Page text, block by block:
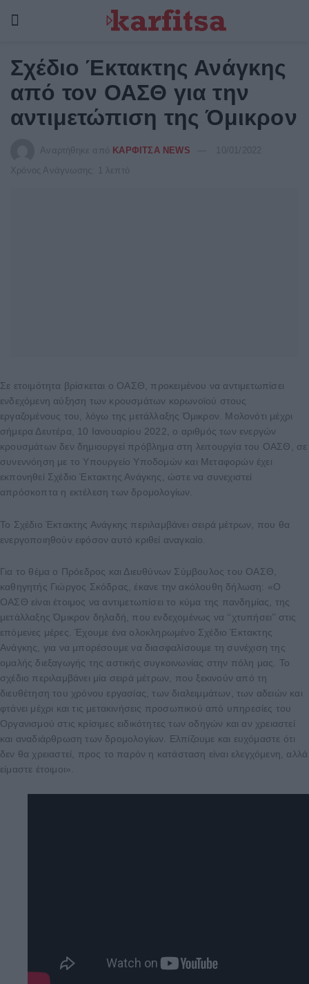
Σχέδιο Έκτακτης Ανάγκης
από τον ΟΑΣΘ για την
αντιμετώπιση της Όμικρον
Αναρτήθηκε από ΚΑΡΦΙΤΣΑ NEWS
Χρόνος Ανάγνωσης: 1 λεπτό
Σε ετοιμότητα βρίσκεται ο ΟΑΣΘ, προκειμένου να αντιμετωπίσει
ενδεχόμενη αύξηση των κρουσμάτων κορωνοϊού στους
εργαζομένους του, λόγω της μετάλλαξης Όμικρον. Μολονότι μέχρι
σήμερα Δευτέρα, 10 Ιανουαρίου 2022, ο αριθμός των ενεργών
κρουσμάτων δεν δημιουργεί πρόβλημα στη λειτουργία του ΟΑΣΘ, σε
συνεννόηση με το Υπουργείο Υποδομών και Μεταφορών έχει
εκπονηθεί Σχέδιο Έκτακτης Ανάγκης, ώστε να συνεχιστεί
απρόσκοπτα η εκτέλεση των δρομολογίων.
Το Σχέδιο Έκτακτης Ανάγκης περιλαμβάνει σειρά μέτρων, που θα
ενεργοποιηθούν εφόσον αυτό κριθεί αναγκαίο.
Για το θέμα ο Πρόεδρος και Διευθύνων Σύμβουλος του ΟΑΣΘ,
καθηγητής Γιώργος Σκόδρας, έκανε την ακόλουθη δήλωση: «Ο
ΟΑΣΘ είναι έτοιμος να αντιμετωπίσει το κύμα της πανδημίας, της
μετάλλαξης Όμικρον δηλαδή, που ενδεχομένως να ‘‘χτυπήσει’’ στις
επόμενες μέρες. Έχουμε ένα ολοκληρωμένο Σχέδιο Έκτακτης
Ανάγκης, για να μπορέσουμε να διασφαλίσουμε τη συνέχιση της
ομαλής διεξαγωγής της αστικής συγκοινωνίας στην πόλη μας. Το
σχέδιο περιλαμβάνει μία σειρά μέτρων, που ξεκινούν από τη
διευθέτηση του χρόνου εργασίας, των διαλειμμάτων, των αδειών και
φτάνει μέχρι και τις μετακινήσεις προσωπικού από υπηρεσίες του
Οργανισμού στις κρίσιμες ειδικότητες των οδηγών και αν χρειαστεί
και αναδιάρθρωση των δρομολογίων. Ελπίζουμε και ευχόμαστε ότι
δεν θα χρειαστεί, προς το παρόν η κατάσταση είναι ελεγχόμενη, αλλά
είμαστε έτοιμοι».